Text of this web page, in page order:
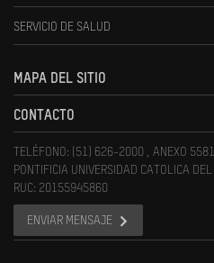
SERVICIO DE SALUD
MAPA DEL SITIO
CONTACTO
TELÉFONO: (51) 626-2000 , ANEXO 5581
PONTIFICIA UNIVERSIDAD CATOLICA DEL
RUC: 20155945860
ENVIAR MENSAJE